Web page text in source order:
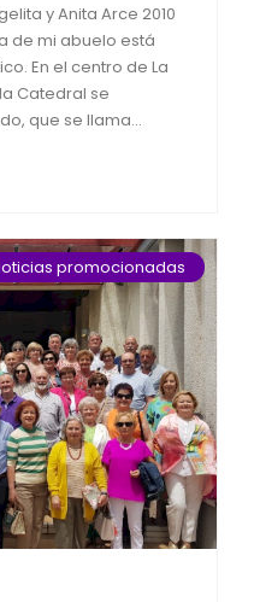
y Anita Arce 2010
de mi abuelo está
En el centro de La
Catedral se
que se llama...
promocionadas